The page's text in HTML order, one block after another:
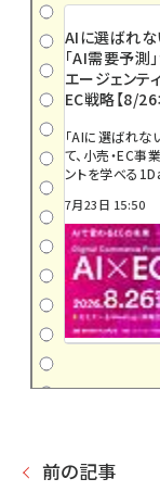
AIに選ばれな
「AI需要予測
エージェンテ
EC戦略【8/26
「AIに選ばれな
て、小売・EC
ントを学べる
7月23日 15:50
前の記事